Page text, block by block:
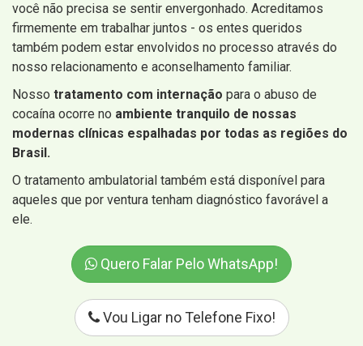
você não precisa se sentir envergonhado. Acreditamos
firmemente em trabalhar juntos - os entes queridos
também podem estar envolvidos no processo através do
nosso relacionamento e aconselhamento familiar.
Nosso tratamento com internação para o abuso de
cocaína ocorre no ambiente tranquilo de nossas
modernas clínicas espalhadas por todas as regiões do
Brasil.
O tratamento ambulatorial também está disponível para
aqueles que por ventura tenham diagnóstico favorável a
ele.
Quero Falar Pelo WhatsApp!
Vou Ligar no Telefone Fixo!